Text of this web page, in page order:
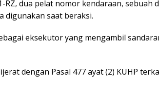
dua pelat nomor kendaraan, sebuah
digunakan saat beraksi.
eksekutor yang mengambil
dengan Pasal 477 ayat (2) KUHP